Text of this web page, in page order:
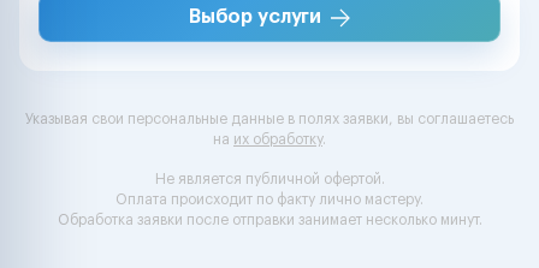
Выбор услуги
Указывая свои персональные данные в полях заявки, вы соглашаетесь
на их обработку.
Не является публичной офертой.
Оплата происходит по факту лично мастеру.
Обработка заявки после отправки занимает несколько минут.